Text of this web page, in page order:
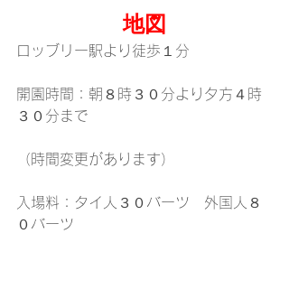
地図
ロッブリー駅より徒歩１分
開園時間：朝８時３０分より夕方４時
３０分まで
（時間変更があります）
入場料：タイ人３０バーツ　外国人８
０バーツ